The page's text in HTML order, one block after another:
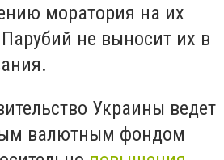
моратория на их
не выносит их в
Украины ведет
валютным фондом